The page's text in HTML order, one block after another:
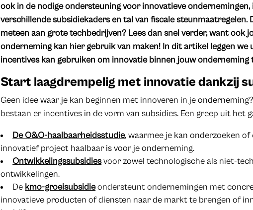
ook in de nodige ondersteuning voor innovatieve ondernemingen,
verschillende subsidiekaders en tal van fiscale steunmaatregelen.
meteen aan grote techbedrijven? Lees dan snel verder, want ook
onderneming kan hier gebruik van maken! In dit artikel leggen we
incentives kan gebruiken om innovatie binnen jouw onderneming
Start laagdrempelig met innovatie dankzij
Geen idee waar je kan beginnen met innoveren in je
bestaan er incentives in de vorm van subsidies. Een greep uit het
De O&O-haalbaarheidsstudie, waarmee je kan onderzoeken of
innovatief project haalbaar is voor je onderneming.
Ontwikkelingssubsidiesvoor zowel technologische als niet-
ontwikkelingen.
De kmo-groeisubsidieondersteunt ondernemingen met
innovatieve producten of diensten naar de markt te brengen of